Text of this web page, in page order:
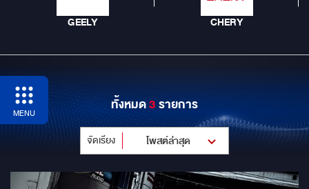
GEELY CHERY
MENU ทั้งหมด3รายการ
จัดเรียง โพสต์ล่าสุด